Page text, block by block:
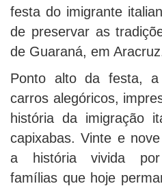
festa do imigrante
de preservar as
de Guaraná, em
Ponto alto da festa,
carros alegóricos,
história da imigração
capixabas. Vinte e
a história vivida por
famílias que hoje